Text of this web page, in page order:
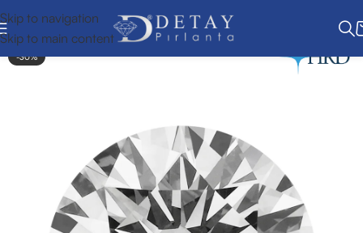
Skip to navigation
Skip to main content
-30%